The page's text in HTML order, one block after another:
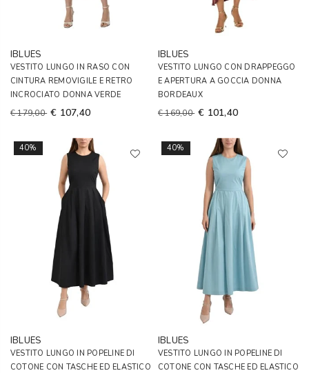
IBLUES
VESTITO LUNGO IN RASO CON
CINTURA REMOVIGILE E RETRO
INCROCIATO DONNA VERDE
€ 179,00 € 107,40
IBLUES
VESTITO LUNGO CON DRAPPEGGO
E APERTURA A GOCCIA DONNA
BORDEAUX
€ 169,00 € 101,40
40%
IBLUES
VESTITO LUNGO IN POPELINE DI
COTONE CON TASCHE ED ELASTICO
40%
IBLUES
VESTITO LUNGO IN POPELINE DI
COTONE CON TASCHE ED ELASTICO